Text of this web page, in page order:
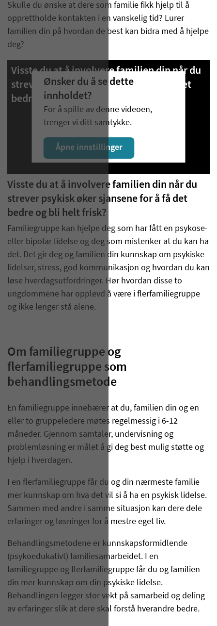
Skulle du ønske at dere som familie fikk hjelp til å
opprettholde kontakten i en vanskelig tid? Lurer
familien din på hvordan de best kan bidra med å hjelpe
deg?
Visste du at å involvere familien din når du
strever psykisk øker sjansene for å få det
bedre og bli helt frisk?
Ønsker du å se dette
innholdet?
For å spille av denne videoen,
trenger vi ditt samtykke.
Åpne innstillinger
Visste du at å involvere familien din når du
strever psykisk øker sjansene for å få det
bedre og bli helt frisk?
Familiegruppe kan hjelpe deg som har fått en psykose-
eller bipolar lidelse og deg som mistenker at du kan ha
det. Det gir deg og familien din kunnskap om psykiske
lidelser, stress, god kommunikasjon og hvordan du kan
løse hverdagsutfordringer. Hør hvordan disse to
ungdommene har opplevd å være i flerfamiliegruppe
og ikke lenger stå alene.
Om familiegruppe og
flerfamiliegruppe som
behandlingsmetode
En familiegruppe innebærer at du, familien din og en
eller to gruppeledere møtes regelmessig i 6-12
måneder. Gjennom samtaler, undervisning og
problemløsning er målet å gi deg best mulig støtte og
hjelp i hverdagen.
I en flerfamiliegruppe får du og din nærmeste familie
mer kunnskap om hva det vil si å ha en psykisk lidelse.
Sammen med andre i samme situasjon kan dere dele
erfaringer og løsninger for å mestre eget liv.
Behandlingsmetodene er kunnskapsformidlende
(psykoedukativt) familiesamarbeidet. I en
familiegruppe og flerfamiliegruppe får du og familien
din mer kunnskap om din psykiske lidelse.
Behandlingen legger stor vekt på samarbeid og deling
av erfaringer slik at dere skal forstå hverandre bedre.